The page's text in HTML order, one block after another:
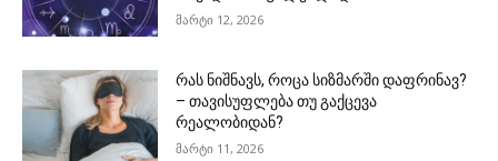
მარტი 12, 2026
რას ნიშნავს, როცა სიზმარში დაფრინავ?
– თავისუფლება თუ გაქცევა
რეალობიდან?
მარტი 11, 2026